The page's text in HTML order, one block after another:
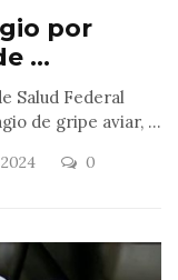
por
...
Salud Federal
de gripe aviar, ...
0